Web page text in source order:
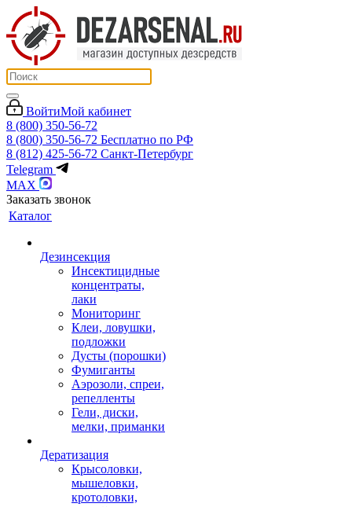
ВойтиМой кабинет
8 (800) 350-56-72
8 (800) 350-56-72 Бесплатно по РФ
8 (812) 425-56-72 Санкт-Петербург
Telegram
MAX
Заказать звонок
Каталог
Дезинсекция
Инсектицидные
концентраты,
лаки
Мониторинг
Клеи, ловушки,
подложки
Дусты (порошки)
Фумиганты
Аэрозоли, спреи,
репелленты
Гели, диски,
мелки, приманки
Дератизация
Крысоловки,
мышеловки,
кротоловки,